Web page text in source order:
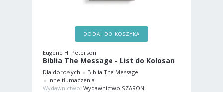
DODAJ DO KOSZYKA
Eugene H. Peterson
Biblia The Message - List do Kolosan
Dla dorosłych
Biblia The Message
Inne tłumaczenia
Wydawnictwo: Wydawnictwo SZARON